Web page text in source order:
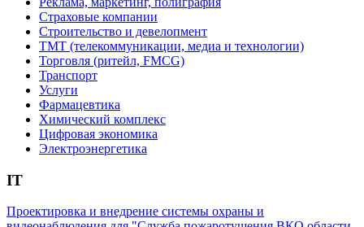
Страховые компании
Строительство и девелопмент
ТМТ (телекоммуникации, медиа и технологии)
Торговля (ритейл, FMCG)
Транспорт
Услуги
Фармацевтика
Химический комплекс
Цифровая экономика
Электроэнергетика
IT
Проектировка и внедрение системы охраны и